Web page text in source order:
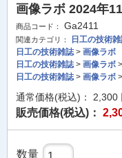
画像ラボ 2024年
商品コード： Ga2411
関連カテゴリ：
日工の技術
日工の技術雑誌> 画像ラボ
日工の技術雑誌> 画像ラボ >
日工の技術雑誌> 画像ラボ >
通常価格(税込)： 2,300
販売価格(税込)：
数量